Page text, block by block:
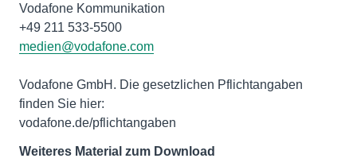
Vodafone Kommunikation
medien@vodafone.com
Vodafone GmbH. Die gesetzlichen Pflichtangaben
finden Sie hier:
vodafone.de/pflichtangaben
Weiteres Material zum Download